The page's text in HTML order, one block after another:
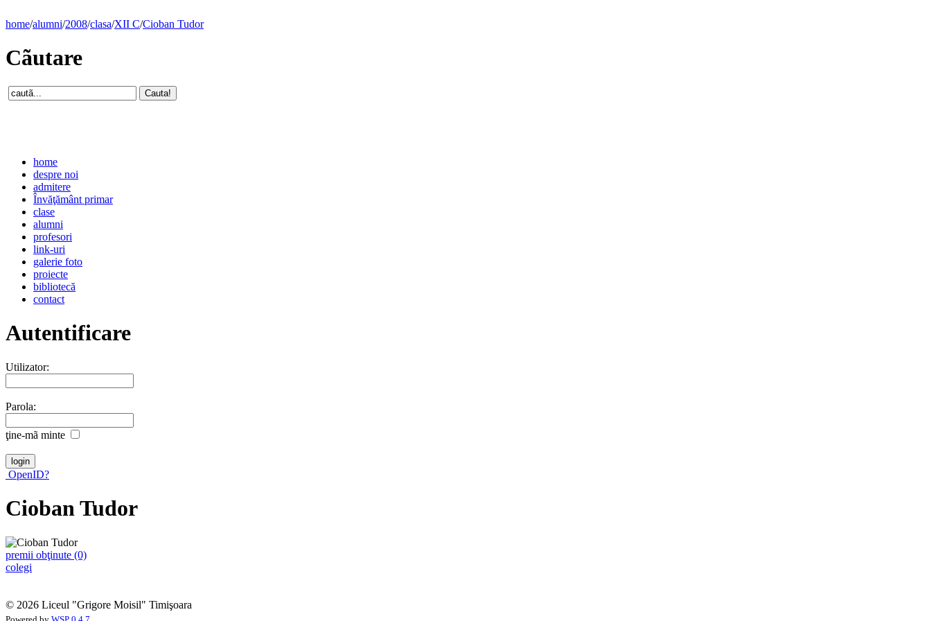
home/alumni/2008/clasa/XII C/Cioban Tudor
Cãutare
home
despre noi
admitere
Învăţământ primar
clase
alumni
profesori
link-uri
galerie foto
proiecte
bibliotecă
contact
Autentificare
Utilizator:
Parola:
ţine-mã minte
OpenID?
Cioban Tudor
premii obţinute (0)
colegi
© 2026 Liceul "Grigore Moisil" Timişoara